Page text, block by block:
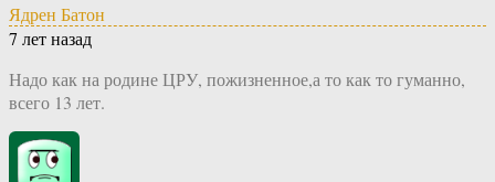
Ядрен Батон
7 лет назад
Надо как на родине ЦРУ, пожизненное,а то как то гуманно,
всего 13 лет.